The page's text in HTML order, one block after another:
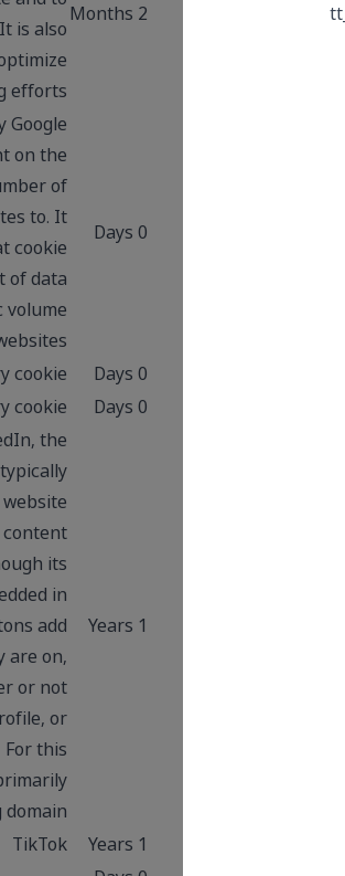
measure the effect of advertising. It is
used to track website activity to help
This is a pattern type cookie set by
Analytics, where the pattern element on
name contains the unique identity
appears to be a variation of the _gat
which is used to limit the amount of
recorded by Google on high traffic
This is a CloudFoundry
This is a CloudFoundry
This domain is owned by LinkedIn,
business networking platform. It
acts as a third party host where
owners have placed one of its
sharing buttons in their pages,
content and services can be
other ways. Although such buttons
functionality to the website they are
cookies are set regardless of whether or
the visitor has an active Linkedin
agreed to their terms and conditions. For